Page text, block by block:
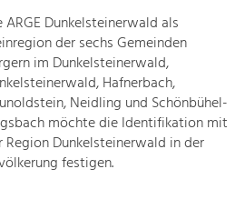
&
und
Verkehr und
ARGE Dunkelsteinerwald als
der sechs Gemeinden
im Dunkelsteinerwald,
Hafnerbach,
Neidling und Schönbühel-
möchte die Identifikation mit
Region Dunkelsteinerwald in der
festigen.